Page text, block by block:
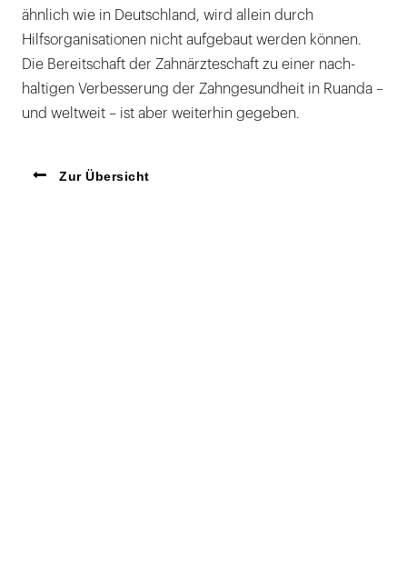
ähnlich wie in Deutschland, wird allein durch
Hilfsorganisationen nicht aufgebaut werden können.
Die Bereitschaft der Zahnärzteschaft zu einer nach-
haltigen Verbesserung der Zahngesundheit in Ruanda –
und weltweit – ist aber weiterhin gegeben.
Zur Übersicht